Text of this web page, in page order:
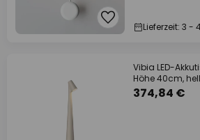
Lieferzeit: 3 -
Vibia LED-
Höhe 40cm,
374,84 €